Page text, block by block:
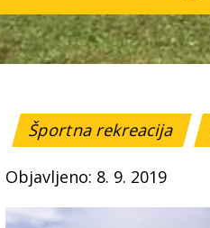
Športna rekreacija
Objavljeno: 8. 9. 2019